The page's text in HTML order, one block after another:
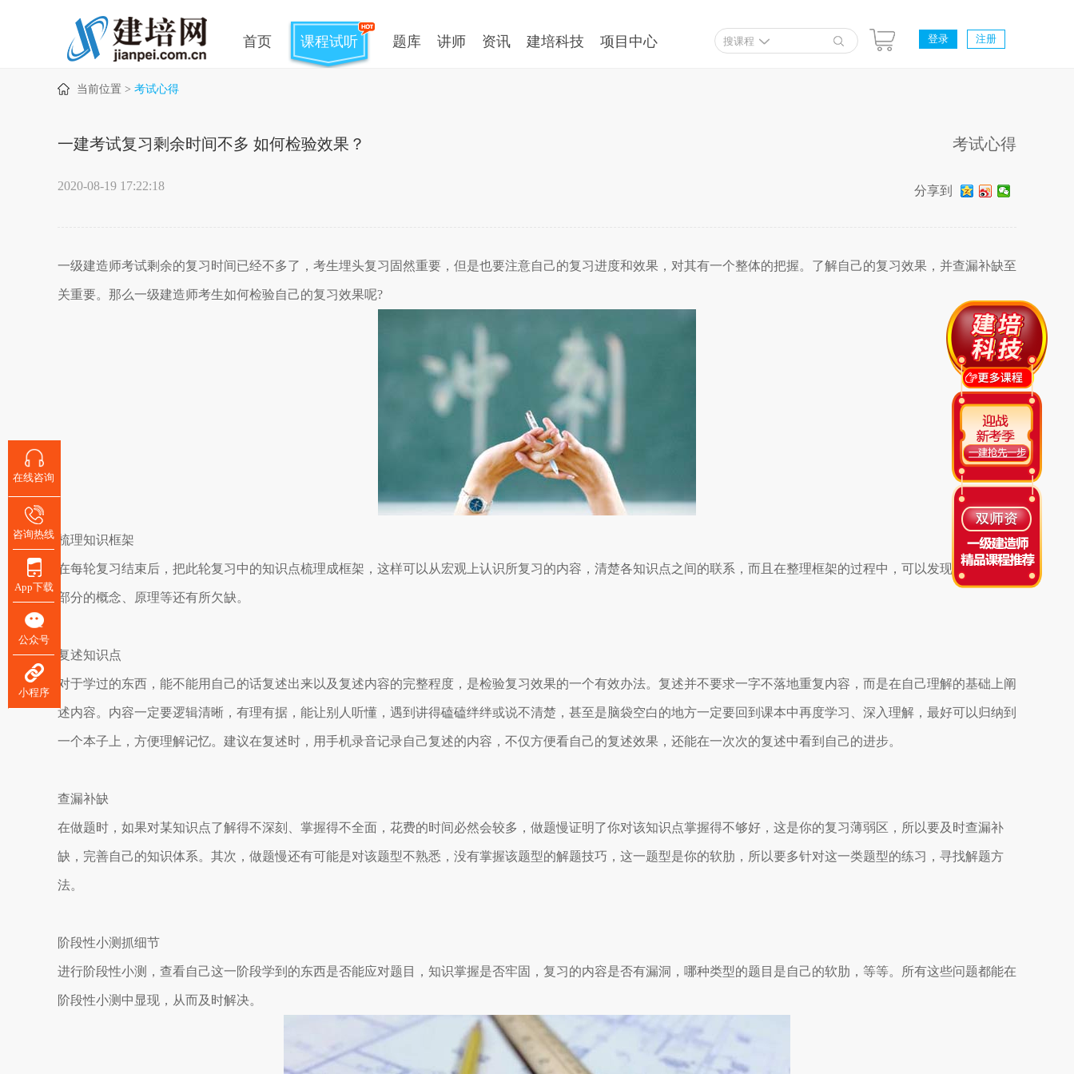
首页 课程试听 题库 讲师 资讯 建培科技 项目中心 搜课程 登录 注册
当前位置 > 考试心得
一建考试复习剩余时间不多 如何检验效果？
2020-08-19 17:22:18
考试心得
分享到
一级建造师考试剩余的复习时间已经不多了，考生埋头复习固然重要，但是也要注意自己的复习进度和效果，对其有一个整体的把握。了解自己的复习效果，并查漏补缺至
关重要。那么一级建造师考生如何检验自己的复习效果呢?
梳理知识框架
在每轮复习结束后，把此轮复习中的知识点梳理成框架，这样可以从宏观上认识所复习的内容，清楚各知识点之间的联系，而且在整理框架的过程中，可以发现自己对哪一
部分的概念、原理等还有所欠缺。
复述知识点
对于学过的东西，能不能用自己的话复述出来以及复述内容的完整程度，是检验复习效果的一个有效办法。复述并不要求一字不落地重复内容，而是在自己理解的基础上阐
述内容。内容一定要逻辑清晰，有理有据，能让别人听懂，遇到讲得磕磕绊绊或说不清楚，甚至是脑袋空白的地方一定要回到课本中再度学习、深入理解，最好可以归纳到
一个本子上，方便理解记忆。建议在复述时，用手机录音记录自己复述的内容，不仅方便看自己的复述效果，还能在一次次的复述中看到自己的进步。
查漏补缺
在做题时，如果对某知识点了解得不深刻、掌握得不全面，花费的时间必然会较多，做题慢证明了你对该知识点掌握得不够好，这是你的复习薄弱区，所以要及时查漏补
缺，完善自己的知识体系。其次，做题慢还有可能是对该题型不熟悉，没有掌握该题型的解题技巧，这一题型是你的软肋，所以要多针对这一类题型的练习，寻找解题方
法。
阶段性小测抓细节
进行阶段性小测，查看自己这一阶段学到的东西是否能应对题目，知识掌握是否牢固，复习的内容是否有漏洞，哪种类型的题目是自己的软肋，等等。所有这些问题都能在
阶段性小测中显现，从而及时解决。
在线咨询
咨询热线
App下载
公众号
小程序